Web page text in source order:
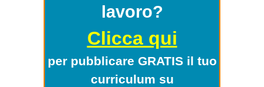
lavoro?
Clicca qui
per pubblicare GRATIS il tuo
curriculum su